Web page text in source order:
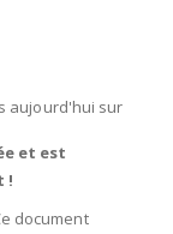
aujourd'hui sur
et est
!
document